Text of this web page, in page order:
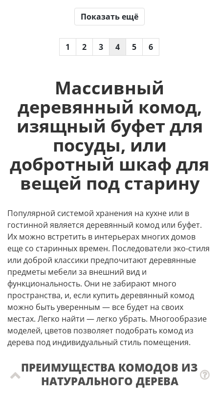
Показать ещё
1 2 3 4 5 6
Массивный
деревянный комод,
изящный буфет для
посуды, или
добротный шкаф для
вещей под старину
Популярной системой хранения на кухне или в
гостинной является деревянный комод или буфет.
Их можно встретить в интерьерах многих домов
еще со старинных времен. Последователи эко-стиля
или доброй классики предпочитают деревянные
предметы мебели за внешний вид и
функциональность. Они не забирают много
пространства, и, если купить деревянный комод
можно быть уверенным — все будет на своих
местах. Легко найти — легко убрать. Многообразие
моделей, цветов позволяет подобрать комод из
дерева под индивидуальный стиль помещения.
ПРЕИМУЩЕСТВА КОМОДОВ ИЗ
НАТУРАЛЬНОГО ДЕРЕВА